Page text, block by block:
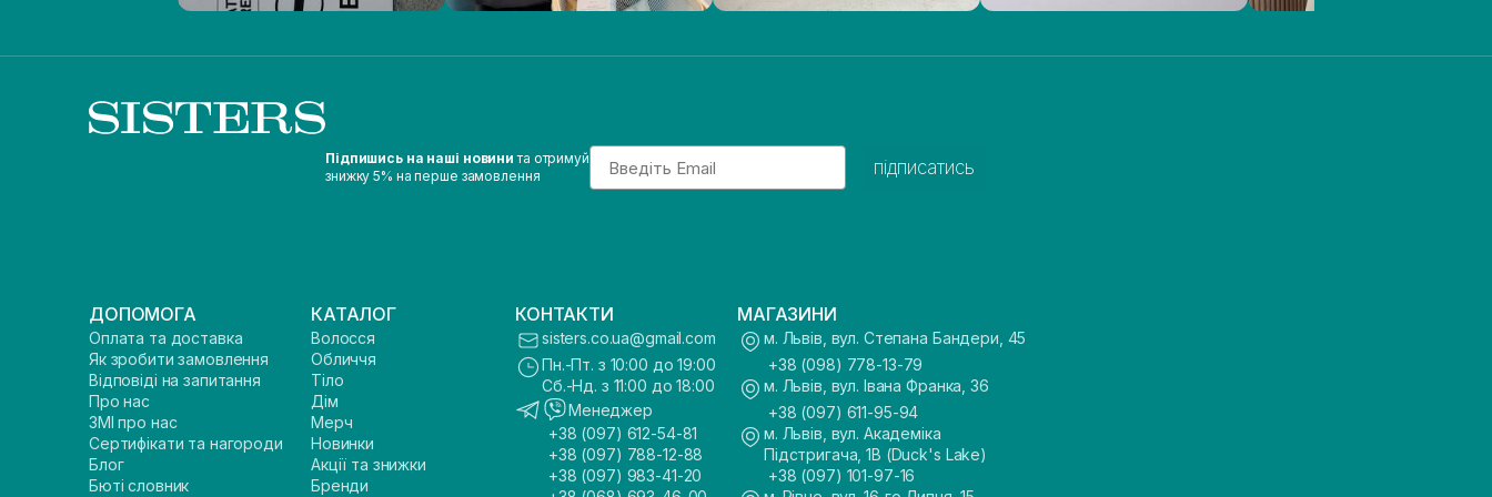
Підпишись на наші новини та отримуй
знижку 5% на перше замовлення
Email
підписатись
ДОПОМОГА
Оплата та доставка
Як зробити замовлення
Відповіді на запитання
Про нас
ЗМІ про нас
Сертифікати та нагороди
Блог
Бюті словник
КАТАЛОГ
Волосся
Обличчя
Тіло
Дім
Мерч
Новинки
Акції та знижки
Бренди
КОНТАКТИ
sisters.co.ua@gmail.com
Пн.-Пт. з 10:00 до 19:00
Сб.-Нд. з 11:00 до 18:00
Менеджер
+38 (097) 612-54-81
+38 (097) 788-12-88
+38 (097) 983-41-20
МАГАЗИНИ
м. Львів, вул. Степана Бандери, 45
+38 (098) 778-13-79
м. Львів, вул. Івана Франка, 36
+38 (097) 611-95-94
м. Львів, вул. Академіка
Підстригача, 1В (Duck's Lake)
+38 (097) 101-97-16